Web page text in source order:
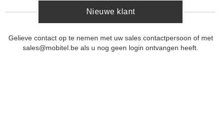
Nieuwe klant
Gelieve contact op te nemen met uw sales contactpersoon of met
sales@mobitel.be als u nog geen login ontvangen heeft.